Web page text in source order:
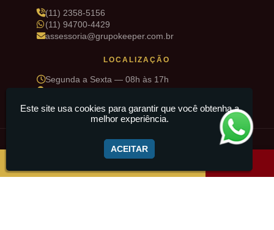
(11) 2358-5156
(11) 94700-4429
assessoria@grupokeeper.com.br
LOCALIZAÇÃO
Segunda a Sexta — 08h às 17h
Guarulhos/SP
© 2026 Grupo Keeper · Todos os direitos reservados
Este site usa cookies para garantir que você obtenha a
melhor experiência.
ACEITAR